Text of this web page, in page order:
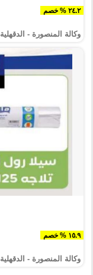
٢٤.٢ % خصم
وكالة المنصورة - الدقهلية‎
١٥.٩ % خصم
وكالة المنصورة - الدقهلية‎